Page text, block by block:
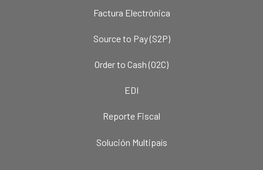
Factura Electrónica
Source to Pay (S2P)
Order to Cash (O2C)
EDI
Reporte Fiscal
Solución Multipaís